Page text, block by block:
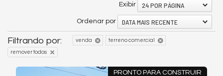
Exibir 24 POR PÁGINA
Ordenar por DATA MAIS RECENTE
Filtrando por: venda terreno comercial
remover todos
PRONTO PARA CONSTRUIR